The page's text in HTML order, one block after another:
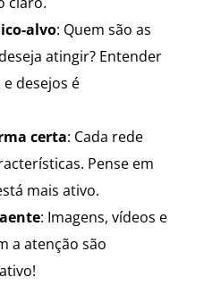
alvo: Quem são as
atingir? Entender
desejos é
certa: Cada rede
Pense em
mais ativo.
: Imagens, vídeos e
a atenção são